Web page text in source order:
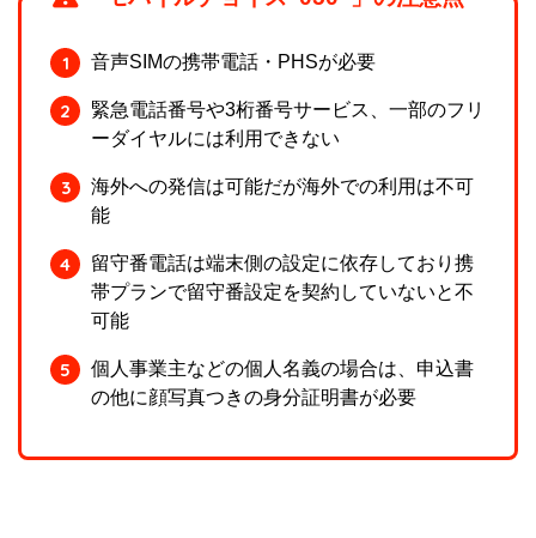
音声SIMの携帯電話・PHSが必要
緊急電話番号や3桁番号サービス、一部のフリ
ーダイヤルには利用できない
海外への発信は可能だが海外での利用は不可
能
留守番電話は端末側の設定に依存しており携
帯プランで留守番設定を契約していないと不
可能
個人事業主などの個人名義の場合は、申込書
の他に顔写真つきの身分証明書が必要